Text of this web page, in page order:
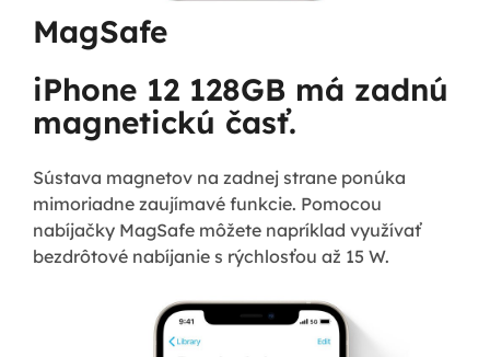
MagSafe
iPhone 12 128GB má zadnú
magnetickú časť.
Sústava magnetov na zadnej strane ponúka
mimoriadne zaujímavé funkcie. Pomocou
nabíjačky MagSafe môžete napríklad využívať
bezdrôtové nabíjanie s rýchlosťou až 15 W.